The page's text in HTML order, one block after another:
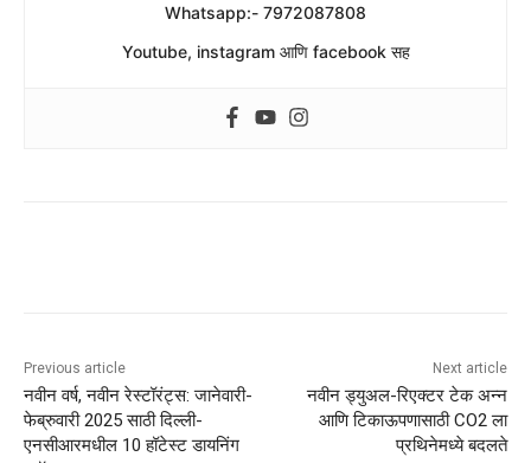
Whatsapp:- 7972087808
Youtube, instagram आणि facebook सह
Previous article
नवीन वर्ष, नवीन रेस्टॉरंट्स: जानेवारी-
फेब्रुवारी 2025 साठी दिल्ली-
एनसीआरमधील 10 हॉटेस्ट डायनिंग
Next article
नवीन ड्युअल-रिएक्टर टेक अन्न
आणि टिकाऊपणासाठी CO2 ला
प्रथिनेमध्ये बदलते